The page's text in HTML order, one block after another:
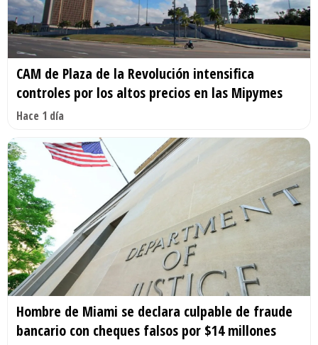
CAM de Plaza de la Revolución intensifica
controles por los altos precios en las Mipymes
Hace 1 día
Hombre de Miami se declara culpable de fraude
bancario con cheques falsos por $14 millones